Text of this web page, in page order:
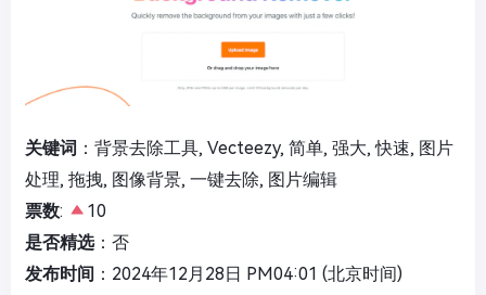
关键词 ：背景去除工具, Vecteezy, 简单, 强大, 快速, 图片
处理, 拖拽, 图像背景, 一键去除, 图片编辑
票数:
10
是否精选：否
发布时间 ：2024年12月28日 PM04:01 (北京时间)